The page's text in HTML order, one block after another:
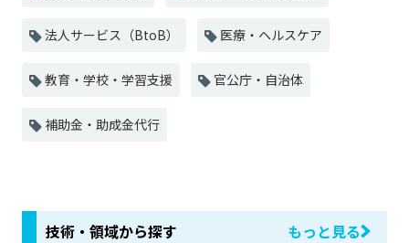
法人サービス（BtoB） 医療・ヘルスケア
教育・学校・学習支援 官公庁・自治体
補助金・助成金代行
技術・領域から探す もっと見る